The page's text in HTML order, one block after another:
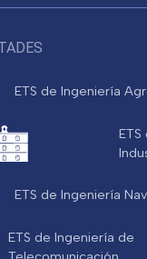
ETS de Ingeniería
ETS de Ingeniería
ETS de Ingeniería de